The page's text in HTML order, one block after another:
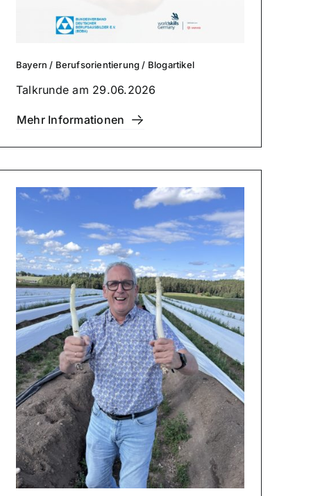
Bayern / Berufs­ori­en­tie­rung / Blog­ar­ti­kel
Talkrunde am 29.06.2026
Mehr Infor­ma­tio­nen